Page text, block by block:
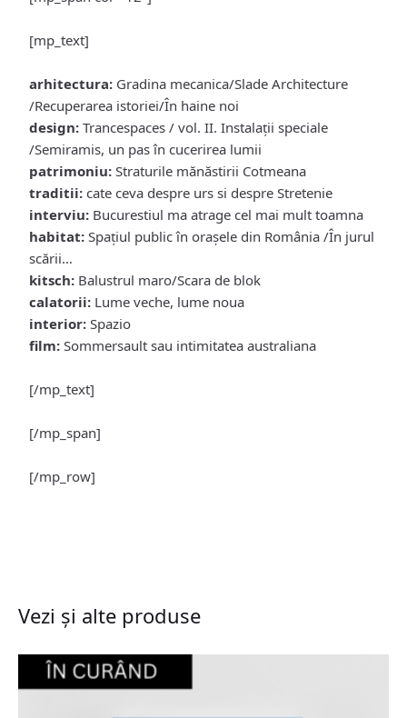
[mp_text]
arhitectura: Gradina mecanica/Slade Architecture
/Recuperarea istoriei/În haine noi
design: Trancespaces / vol. II. Instalaţii speciale
/Semiramis, un pas în cucerirea lumii
patrimoniu: Straturile mănăstirii Cotmeana
traditii: cate ceva despre urs si despre Stretenie
interviu: Bucurestiul ma atrage cel mai mult toamna
habitat: Spaţiul public în oraşele din România /În jurul
scării…
kitsch: Balustrul maro/Scara de blok
calatorii: Lume veche, lume noua
interior: Spazio
film: Sommersault sau intimitatea australiana
[/mp_text]
[/mp_span]
[/mp_row]
Vezi și alte produse